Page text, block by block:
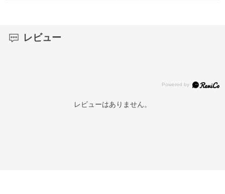
レビュー
レビューはありません。